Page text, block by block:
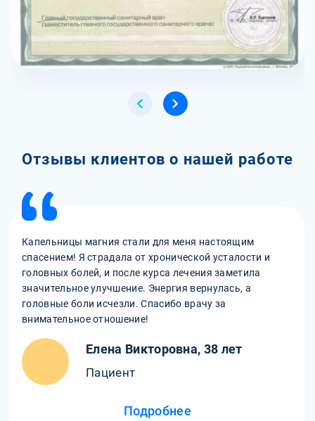
Отзывы клиентов о нашей работе
Капельницы магния стали для меня настоящим
спасением! Я страдала от хронической усталости и
головных болей, и после курса лечения заметила
значительное улучшение. Энергия вернулась, а
головные боли исчезли. Спасибо врачу за
внимательное отношение!
Елена Викторовна, 38 лет
Пациент
Подробнее